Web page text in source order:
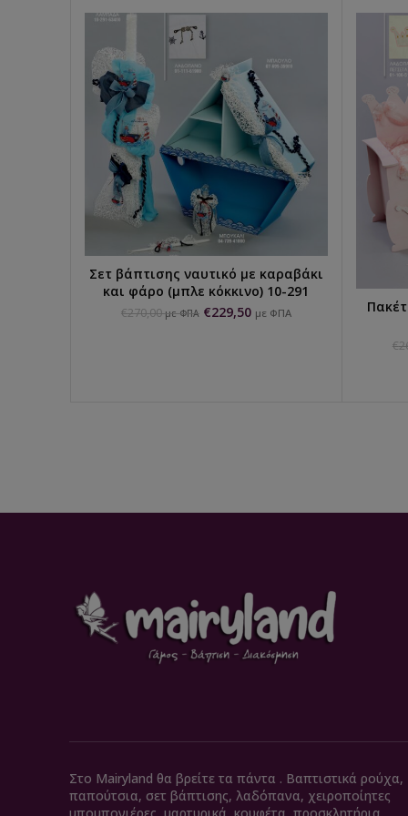
ΕΠΙΛΟΓΉ...
Σετ βάπτισης ναυτικό με καραβάκι
και φάρο (μπλε κόκκινο) 10-291
€270,00 με ΦΠΑ €229,50 με ΦΠΑ
€
Στο Mairyland θα βρείτε τα πάντα . Βαπτιστικά ρούχα,
παπούτσια, σετ βάπτισης, λαδόπανα, χειροποίητες